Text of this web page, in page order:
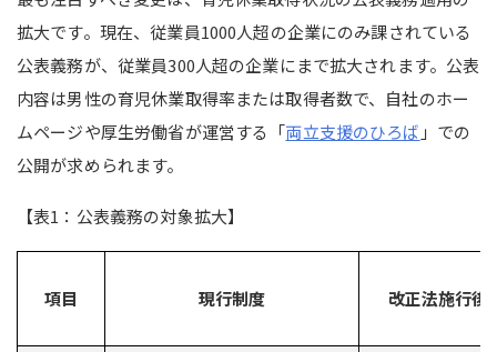
拡大です。現在、従業員1000人超の企業にのみ課されている
公表義務が、従業員300人超の企業にまで拡大されます。公表
内容は男性の育児休業取得率または取得者数で、自社のホー
ムページや厚生労働省が運営する「両立支援のひろば 」での
公開が求められます。
【表1：公表義務の対象拡大】
項目 現行制度 改正法施行後